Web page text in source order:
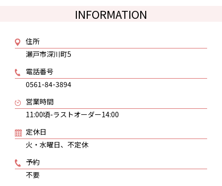
INFORMATION
住所
瀬戸市深川町5
電話番号
0561-84-3894
営業時間
11:00頃-ラストオーダー14:00
定休日
火・水曜日、不定休
予約
不要